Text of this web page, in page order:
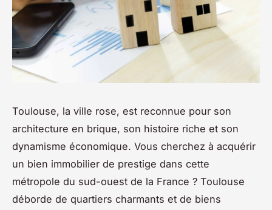
Toulouse, la ville rose, est reconnue pour son
architecture en brique, son histoire riche et son
dynamisme économique. Vous cherchez à acquérir
un bien immobilier de prestige dans cette
métropole du sud-ouest de la France ? Toulouse
déborde de quartiers charmants et de biens